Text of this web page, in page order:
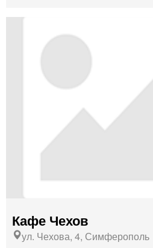
Кафе Чехов
ул. Чехова, 4, Симферополь